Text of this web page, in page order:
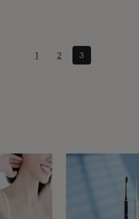
1 2 3